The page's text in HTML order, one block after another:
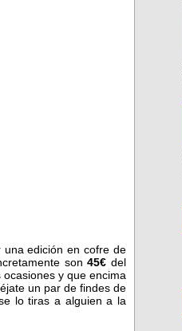
una edición en cofre de
son45€ del
y que encima
un par de findes de
lo tiras a alguien a la